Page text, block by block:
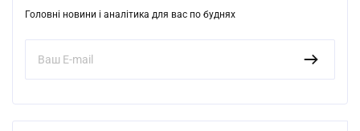
Головні новини і аналітика для вас по буднях